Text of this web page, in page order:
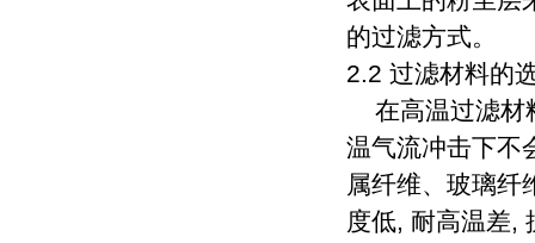
的过滤方式。
2.2 过滤材料的
在高温过滤材
温气流冲击下不
属纤维、玻璃纤
度低, 耐高温差,